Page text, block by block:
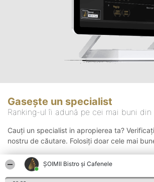
ȘOIMII Bistro și Cafenele
Gasește un specialist
Ranking-ul îi adună pe cei mai buni
Cauți un specialist in apropierea ta?
nostru de căutare. Folosiți doar cele mai